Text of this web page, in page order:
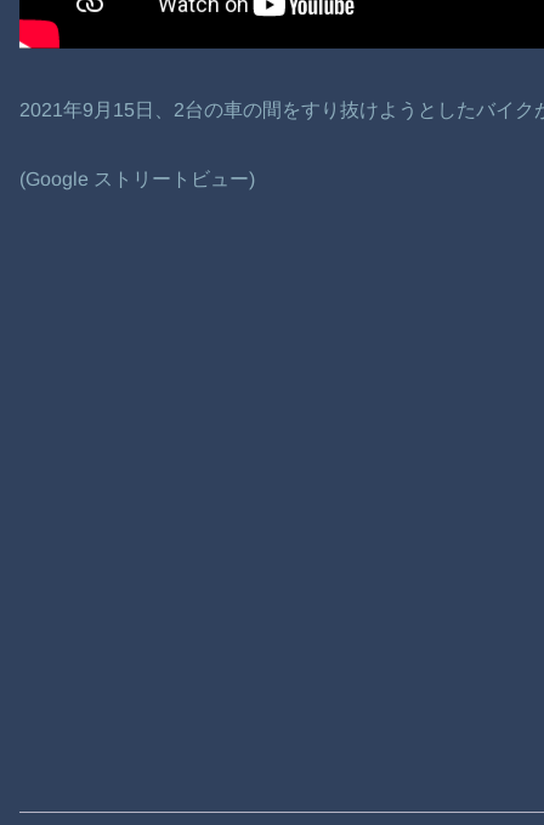
2021年9月15日、2台の車の間をすり抜けようとしたバイ
(Google ストリートビュー)